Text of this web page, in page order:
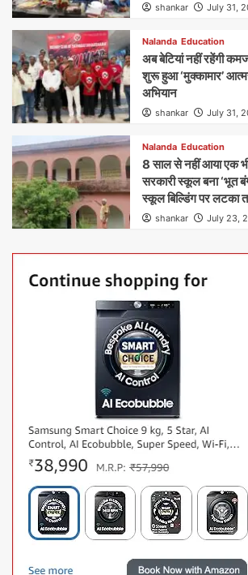
shankar July 31,
Nalanda Education
अब बेटियां नहीं रहेंगी
शुरू हुआ ‘मुक्कामार’
अभियान
shankar July 31,
Nalanda Education
8 साल से नहीं आया एक
सरकारी स्कूल बना ‘भूत
स्कूल बिल्डिंग पर लटका
shankar July 23,